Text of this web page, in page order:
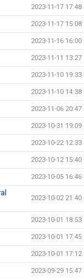
2023-11-17 17:48
2023-11-17 15:08
2023-11-16 16:00
2023-11-11 13:27
2023-11-10 19:33
2023-11-10 14:38
2023-11-06 20:47
2023-10-31 19:09
2023-10-22 12:33
2023-10-12 15:40
2023-10-05 16:46
2023-10-02 21:40
2023-10-01 18:53
2023-10-01 17:45
2023-10-01 17:12
2023-09-29 15:47